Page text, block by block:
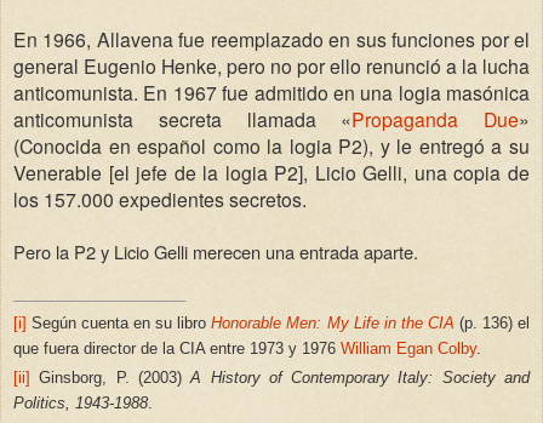
En 1966, Allavena fue reemplazado en sus funciones por el
general Eugenio Henke, pero no por ello renunció a la lucha
anticomunista. En 1967 fue admitido en una logia masónica
anticomunista secreta llamada «Propaganda Due»
(Conocida en español como la logia P2), y le entregó a su
Venerable [el jefe de la logia P2], Licio Gelli, una copia de
los 157.000 expedientes secretos.
Pero la P2 y Licio Gelli merecen una entrada aparte.
[i] Según cuenta en su libroHonorable Men: My Life in the CIA (p. 136) el
que fuera director de la CIA entre 1973 y 1976 William Egan Colby.
[ii] Ginsborg, P. (2003)A History of Contemporary Italy: Society and
Politics, 1943-1988.